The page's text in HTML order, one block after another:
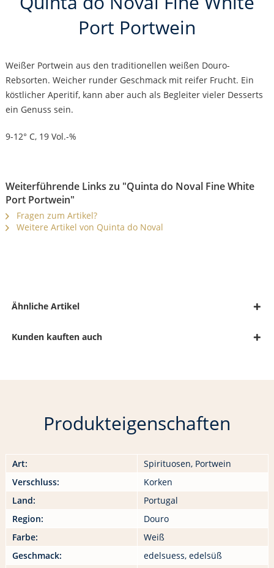
Port Portwein
Weißer Portwein aus den traditionellen weißen Douro-
Rebsorten. Weicher runder Geschmack mit reifer Frucht. Ein
köstlicher Aperitif, kann aber auch als Begleiter vieler Desserts
ein Genuss sein.
9-12° C, 19 Vol.-%
Weiterführende Links zu "Quinta do Noval Fine White
Port Portwein"
Fragen zum Artikel?
Weitere Artikel von Quinta do Noval
Ähnliche Artikel
Kunden kauften auch
Produkteigenschaften
Art:
Spirituosen, Portwein
Verschluss:
Korken
Land:
Portugal
Region:
Douro
Farbe:
Weiß
Geschmack:
edelsuess, edelsüß